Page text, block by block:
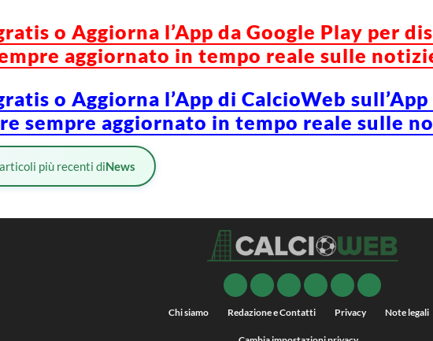
o Aggiorna l’App da Google Play per
aggiornato in tempo reale sulle
o Aggiorna l’App di CalcioWeb
sempre aggiornato in tempo reale sulle
più recenti diNews
Chi siamo Redazione e Contatti Privacy Note legali